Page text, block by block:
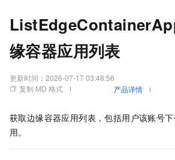
缘容器应用列表
更新时间： 2026-07-17 03:48:56
复制 MD 格式
产品详情
获取边缘容器应用列表，包括用户该账号
用。